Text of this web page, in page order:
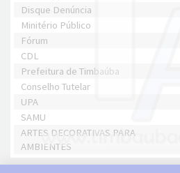
Disque Denúncia
Minitério Público
Fórum
CDL
Prefeitura de Timbaúba
Conselho Tutelar
UPA
SAMU
ARTES DECORATIVAS PARA
AMBIENTES